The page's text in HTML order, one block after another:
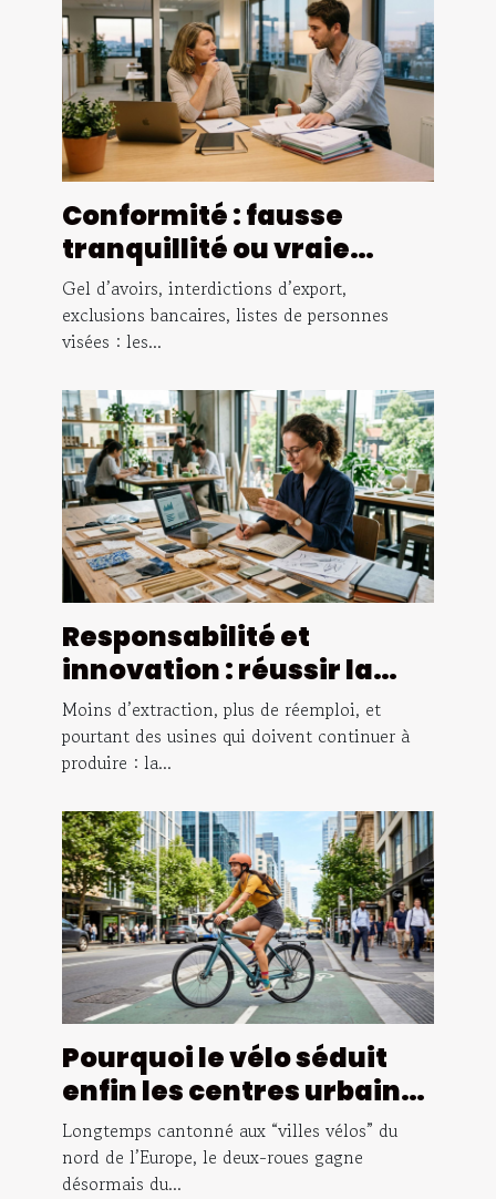
Conformité : fausse
tranquillité ou vraie
protection juridique ?
Gel d’avoirs, interdictions d’export,
exclusions bancaires, listes de personnes
visées : les...
Responsabilité et
innovation : réussir la
transition matérielle
Moins d’extraction, plus de réemploi, et
pourtant des usines qui doivent continuer à
produire : la...
Pourquoi le vélo séduit
enfin les centres urbains
densifiés
Longtemps cantonné aux “villes vélos” du
nord de l’Europe, le deux-roues gagne
désormais du...